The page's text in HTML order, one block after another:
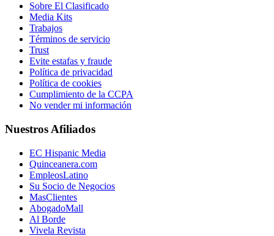
Sobre El Clasificado
Media Kits
Trabajos
Términos de servicio
Trust
Evite estafas y fraude
Política de privacidad
Política de cookies
Cumplimiento de la CCPA
No vender mi información
Nuestros Afiliados
EC Hispanic Media
Quinceanera.com
EmpleosLatino
Su Socio de Negocios
MasClientes
AbogadoMall
Al Borde
Vivela Revista